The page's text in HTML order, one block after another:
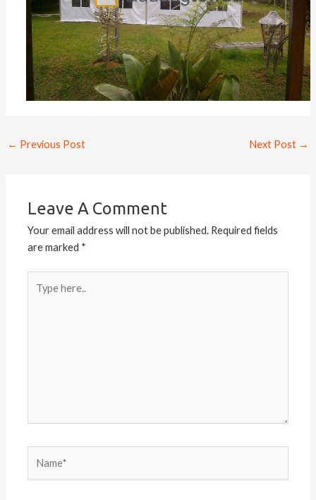
← Previous Post Next Post →
Leave A Comment
Your email address will not be published. Required fields
are marked *
here..